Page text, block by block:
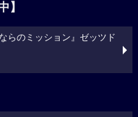
】
らのミッション』ゼッツド